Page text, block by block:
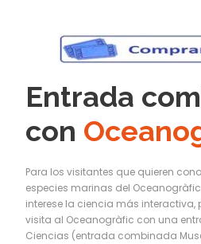
Entrada
con
Para los visitantes que quieren
especies marinas del
interese la ciencia más interactiva,
visita al Oceanogràfic con una
Ciencias (entrada combinada